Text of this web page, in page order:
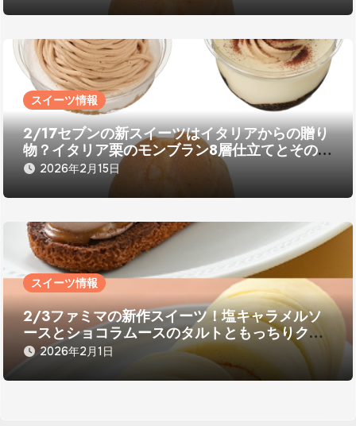
スイーツ情報
2/17セブンの新スイーツはイタリアからの贈り
物？イタリア栗のモンブラン8層仕立てとその他
コーヒー風味スイーツ
2026年2月15日
スイーツ情報
2/3ファミマの新作スイーツ！塩キャラメルソ
ースとショコラムースのタルトともっちりクリ
ームロール
2026年2月1日